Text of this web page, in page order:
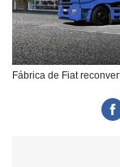
Fábrica de Fiat